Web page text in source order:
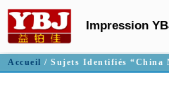
Impression
Accueil / Sujets Identifiés “China